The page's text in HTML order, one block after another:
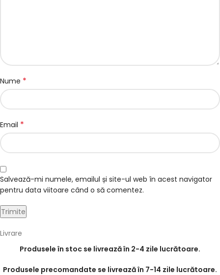
Nume *
Email *
Salvează-mi numele, emailul și site-ul web în acest navigator
pentru data viitoare când o să comentez.
Livrare
Produsele în stoc se livrează în 2-4 zile lucrătoare.
Produsele precomandate se livrează în 7-14 zile lucrătoare.